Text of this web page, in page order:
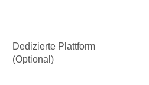
Dedizierte Plattform
(Optional)